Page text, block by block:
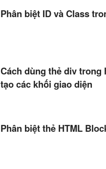
Phân biệt ID và Class
Cách dùng thẻ div trong
tạo các khối giao diện
Phân biệt thẻ HTML